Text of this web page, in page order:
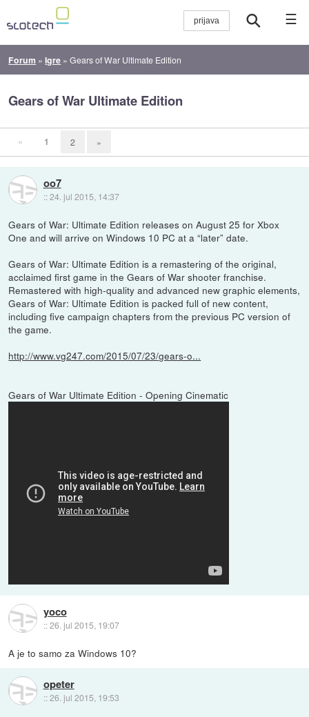
☰
Forum »Igre »Gears of War Ultimate Edition
Gears of War Ultimate Edition
« 1 2 »
oo7
::24. jul 2015, 14:37
Gears of War: Ultimate Edition releases on August 25 for Xbox
One and will arrive on Windows 10 PC at a “later” date.
Gears of War: Ultimate Edition is a remastering of the original,
acclaimed first game in the Gears of War shooter franchise.
Remastered with high-quality and advanced new graphic elements,
Gears of War: Ultimate Edition is packed full of new content,
including five campaign chapters from the previous PC version of
the game.
http://www.vg247.com/2015/07/23/gears-o...
Gears of War Ultimate Edition - Opening Cinematic
yoco
::26. jul 2015, 19:07
A je to samo za Windows 10?
opeter
::26. jul 2015, 19:53